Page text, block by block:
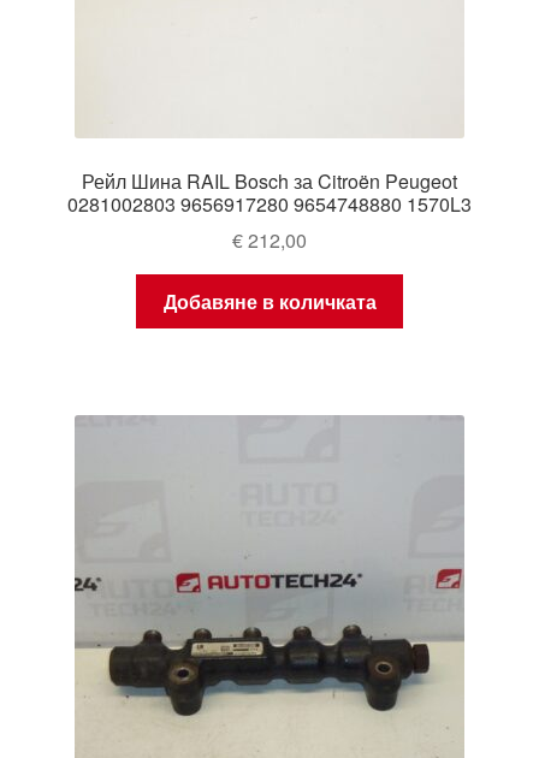
Рейл Шина RAIL Bosch за Citroën Peugeot
0281002803 9656917280 9654748880 1570L3
€212,00
Добавяне в количката